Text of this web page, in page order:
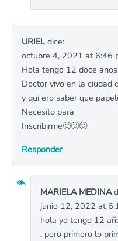
URIELdice:
octubre 4, 2021 at 6:46
Hola tengo 12 doce
Doctor vivo en la ciudad
y qui ero saber que
Necesito para
Inscribirme🙂🙂🙂
Responder
MARIELA MEDINA
junio 12, 2022 at
hola yo tengo 12
, pero primero lo